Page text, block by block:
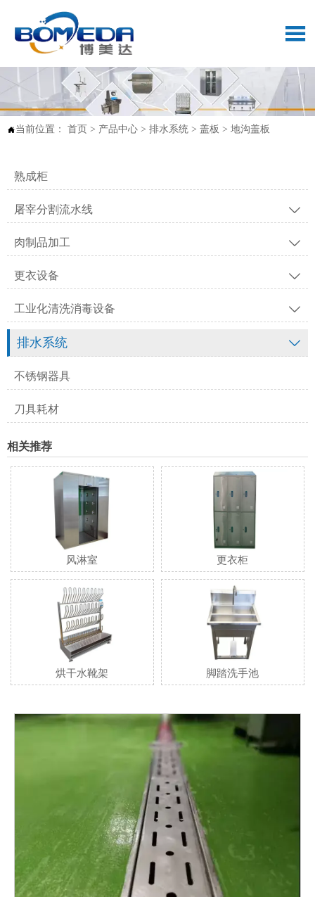

当前位置： 首页 > 产品中心 > 排水系统 > 盖板 > 地沟盖板
熟成柜
屠宰分割流水线 
肉制品加工 
更衣设备 
工业化清洗消毒设备 
排水系统 
不锈钢器具
刀具耗材
相关推荐
风淋室 更衣柜
烘干水靴架 脚踏洗手池